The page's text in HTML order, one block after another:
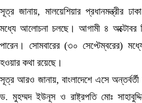
সূত্র জানায়, মালয়েশিয়ার প্রধানমন্ত্রীর
মধ্যে আলোচনা চলছে। আগামী ৪ অক্টোবর
পারেন। সোমবারের (৩০ সেপ্টেম্বরের)
হওয়ার কথা রয়েছে।
সূত্র আরও জানায়, বাংলাদেশে এসে অন্তর্বর্তী
ড. মুহম্মদ ইউনূস ও রাষ্ট্রপতি মোঃ